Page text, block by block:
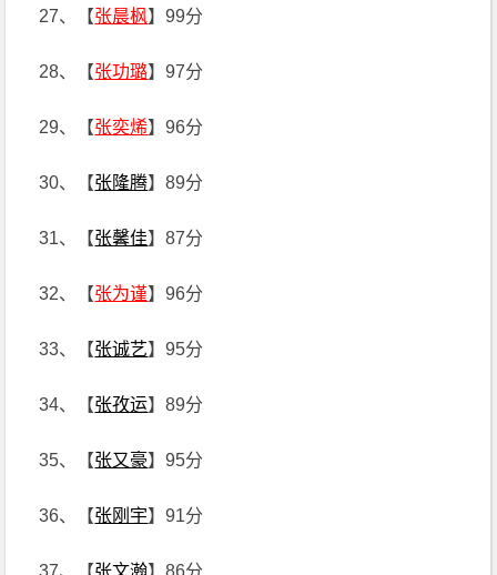
27、【张晨枫】99分
28、【张功璐】97分
29、【张奕烯】96分
30、【张隆腾】89分
31、【张馨佳】87分
32、【张为谨】96分
33、【张诚艺】95分
34、【张孜运】89分
35、【张又豪】95分
36、【张刚宇】91分